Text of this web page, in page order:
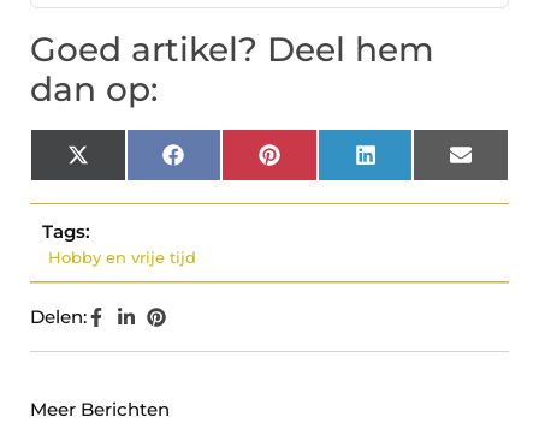
Goed artikel? Deel hem
dan op:
X
(Twitter)
Facebook Pinterest LinkedIn Email
Tags:
Hobby en vrije tijd
Delen:
Meer Berichten